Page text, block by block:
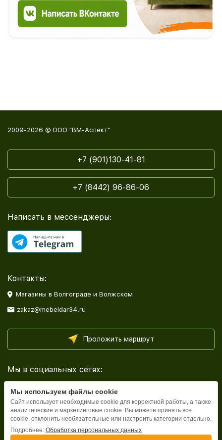
2009-2026 © ООО "ВМ-Аспект"
+7 (901)130-41-81
+7 (8442) 96-86-06
Написать в мессенджеры:
Контакты:
Магазины в Волгограде и Волжском
zakaz@mebeldar34.ru
Проложить маршрут
Мы в социальных сетях:
Каталог
Мы используем файлы cookie
Сайт использует необходимые cookie для корректной работы, а также
аналитические и маркетинговые cookie. Вы можете принять все
cookie, отклонить необязательные или настроить категории отдельно.
Подробнее: Обработка персональных данных